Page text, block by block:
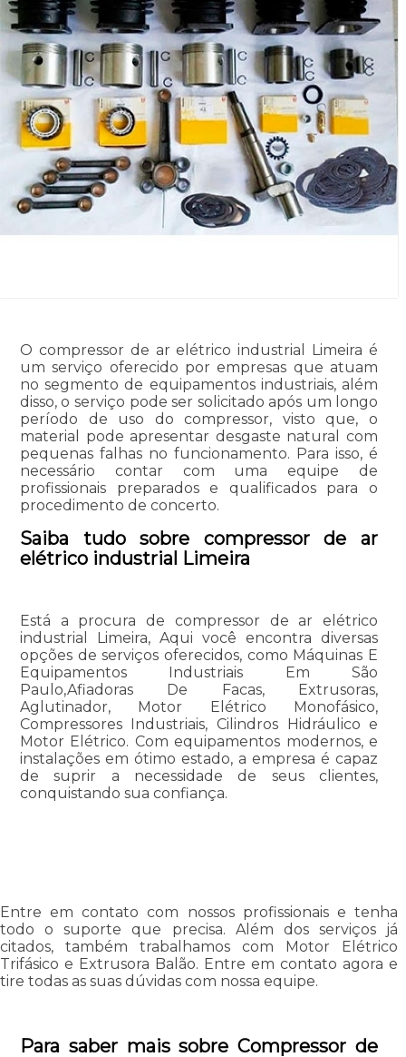
O compressor de ar elétrico industrial Limeira é
um serviço oferecido por empresas que atuam
no segmento de equipamentos industriais, além
disso, o serviço pode ser solicitado após um longo
período de uso do compressor, visto que, o
material pode apresentar desgaste natural com
pequenas falhas no funcionamento. Para isso, é
necessário contar com uma equipe de
profissionais preparados e qualificados para o
procedimento de concerto.
Saiba tudo sobre compressor de ar
elétrico industrial Limeira
Está a procura de compressor de ar elétrico
industrial Limeira, Aqui você encontra diversas
opções de serviços oferecidos, como Máquinas E
Equipamentos Industriais Em São
Paulo,Afiadoras De Facas, Extrusoras,
Aglutinador, Motor Elétrico Monofásico,
Compressores Industriais, Cilindros Hidráulico e
Motor Elétrico. Com equipamentos modernos, e
instalações em ótimo estado, a empresa é capaz
de suprir a necessidade de seus clientes,
conquistando sua confiança.
Entre em contato com nossos profissionais e tenha
todo o suporte que precisa. Além dos serviços já
citados, também trabalhamos com Motor Elétrico
Trifásico e Extrusora Balão. Entre em contato agora e
tire todas as suas dúvidas com nossa equipe.
Para saber mais sobre Compressor de